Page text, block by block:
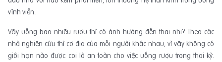
vĩnh viễn.
Vậy uống bao nhiêu rượu thì có ảnh hưởng đến thai nhi? Theo các
nhà nghiên cứu thì cơ địa của mỗi người khác nhau, vì vậy không có
giới hạn nào được coi là an toàn cho việc uống rượu trong thai kỳ.